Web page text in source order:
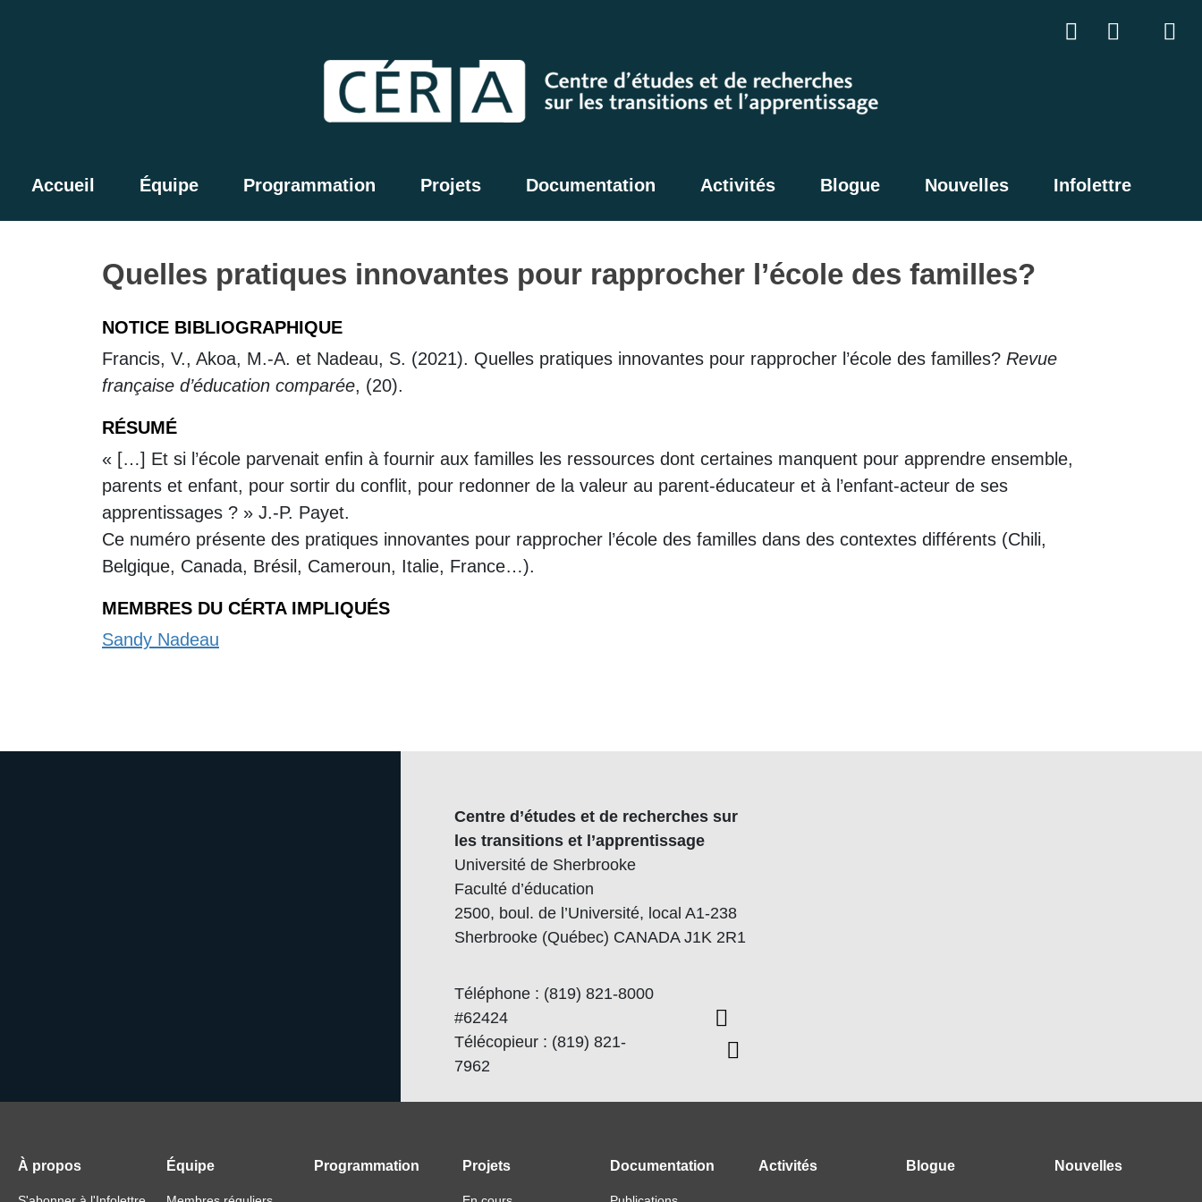
Accueil Équipe Programmation Projets Documentation Activités Blogue Nouvelles Infolettre
Quelles pratiques innovantes pour rapprocher l’école des familles?
NOTICE BIBLIOGRAPHIQUE
Francis, V., Akoa, M.-A. et Nadeau, S. (2021). Quelles pratiques innovantes pour rapprocher l’école des familles? Revue
française d’éducation comparée, (20).
RÉSUMÉ
« […] Et si l’école parvenait enfin à fournir aux familles les ressources dont certaines manquent pour apprendre ensemble,
parents et enfant, pour sortir du conflit, pour redonner de la valeur au parent-éducateur et à l’enfant-acteur de ses
apprentissages ? » J.-P. Payet.
Ce numéro présente des pratiques innovantes pour rapprocher l’école des familles dans des contextes différents (Chili,
Belgique, Canada, Brésil, Cameroun, Italie, France…).
MEMBRES DU CÉRTA IMPLIQUÉS
Sandy Nadeau
Centre d’études et de recherches sur
les transitions et l’apprentissage
Université de Sherbrooke
Faculté d’éducation
2500, boul. de l’Université, local A1-238
Sherbrooke (Québec) CANADA J1K 2R1
Téléphone : (819) 821-8000
#62424
Télécopieur : (819) 821-
7962
À propos Équipe Programmation Projets Documentation Activités Blogue Nouvelles